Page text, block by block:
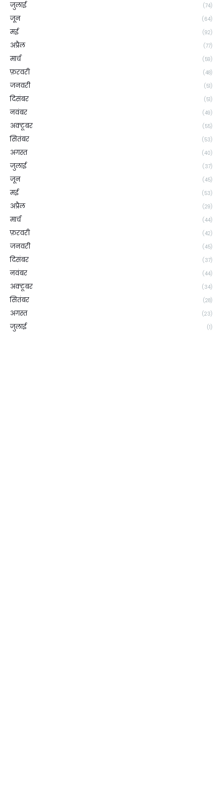
जुलाई (74)
जून (64)
मई (92)
अप्रैल (77)
मार्च (59)
फ़रवरी (48)
जनवरी (51)
दिसंबर (51)
नवंबर (49)
अक्टूबर (55)
सितंबर (53)
अगस्त (40)
जुलाई (37)
जून (45)
मई (53)
अप्रैल (29)
मार्च (44)
फ़रवरी (42)
जनवरी (45)
दिसंबर (37)
नवंबर (44)
अक्टूबर (34)
सितंबर (28)
अगस्त (23)
जुलाई (1)